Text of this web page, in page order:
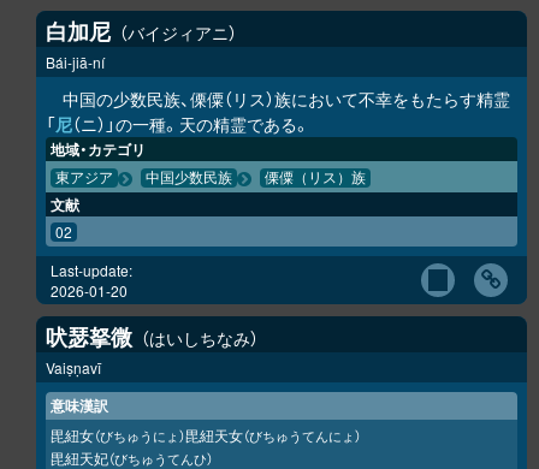
白加尼 バイジィアニ
Bái-jiā-ní
中国の少数民族、傈僳（リス）族において不幸をもたらす精霊
「尼（ニ）」の一種。天の精霊である。
地域・カテゴリ
東アジア 中国少数民族 傈僳（リス）族
文献
02
Last-update:
2026-01-20
吠瑟拏微 はいしちなみ
Vaiṣṇavī
意味漢訳
毘紐女（びちゅうにょ）毘紐天女（びちゅうてんにょ）
毘紐天妃（びちゅうてんひ）